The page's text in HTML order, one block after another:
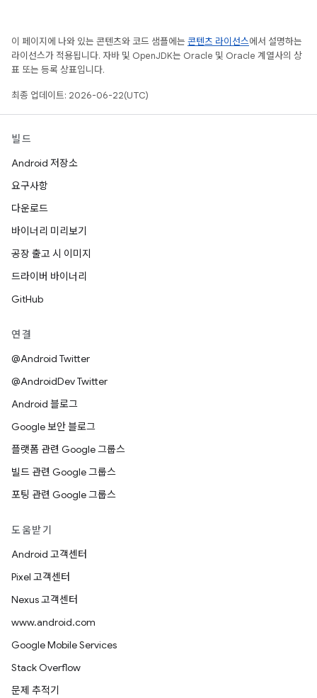
이 페이지에 나와 있는 콘텐츠와 코드 샘플에는 콘텐츠 라이선스에서 설명하는
라이선스가 적용됩니다. 자바 및 OpenJDK는 Oracle 및 Oracle 계열사의 상
표 또는 등록 상표입니다.
최종 업데이트: 2026-06-22(UTC)
빌드
Android 저장소
요구사항
다운로드
바이너리 미리보기
공장 출고 시 이미지
드라이버 바이너리
GitHub
연결
@Android Twitter
@AndroidDev Twitter
Android 블로그
Google 보안 블로그
플랫폼 관련 Google 그룹스
빌드 관련 Google 그룹스
포팅 관련 Google 그룹스
도움받기
Android 고객센터
Pixel 고객센터
Nexus 고객센터
www.android.com
Google Mobile Services
Stack Overflow
문제 추적기